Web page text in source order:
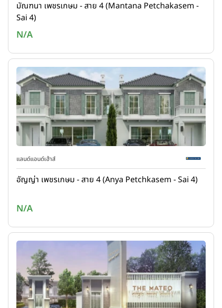
มัณฑนา เพชรเกษม - สาย 4 (Mantana Petchakasem -
Sai 4)
N/A
แลนด์แอนด์เฮ้าส์
อัญญ่า เพชรเกษม - สาย 4 (Anya Petchkasem - Sai 4)
N/A